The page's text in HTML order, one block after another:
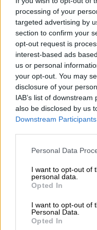
processing of your
targeted advertising by
section to confirm your
opt-out request is
interest-based ads
us or personal
your opt-out. You may
disclosure of your
IAB’s list of
also be disclosed by us
Downstream Participants
Please note that this
not limited to your visit
grant or deny consent
use your data for below
consent section.
Personal Data
I want to opt-out of
personal data.
Opted In
I want to opt-out of
Personal Data.
Opted In
υπάρξει ένας
Με τον
πληροφορίες,
τον ενόχλησε
παράλληλα
από τα μέλη του
αντιμετωπίζουν
ευγένεια και με
πως ακόμα και η
τρόπο ώστε να
απαίτηση όμως
που πρέπει να
εκπροσωπεί και
Τι λένε οι